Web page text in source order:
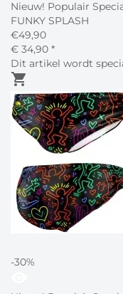
Nieuw! Populair
FUNKY SPLASH
€49,90
€ 34,90 *
Dit artikel wordt
shopping_cart
-30%